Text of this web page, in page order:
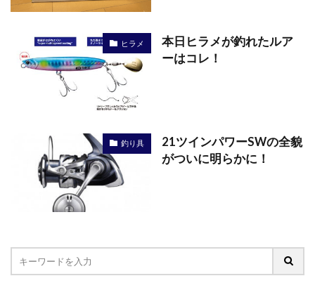
ヒラメ
本日ヒラメが釣れたルア
ーはコレ！
釣り具
21ツインパワーSWの全貌
がついに明らかに！